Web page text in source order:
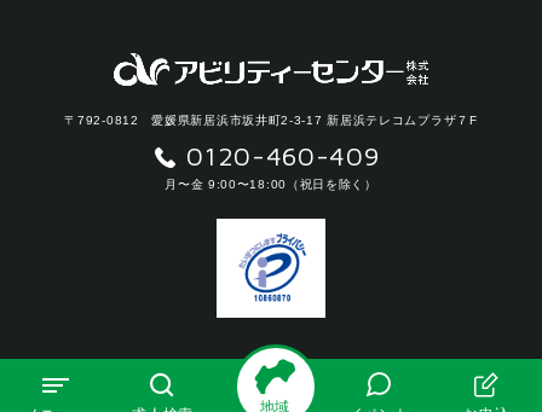
地域
〒792-0812 愛媛県新居浜市坂井町2-3-17 新居浜テレコムプラザ７F
0120-460-409
月〜金 9:00〜18:00（祝日を除く）
厚生労働大臣許可番号 （紹介）38-ユ-050003